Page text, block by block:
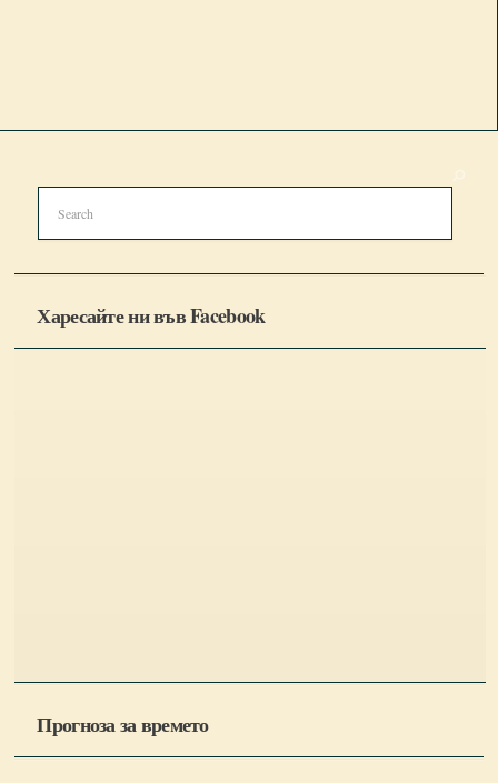
Харесайте ни във Facebook
Прогноза за времето